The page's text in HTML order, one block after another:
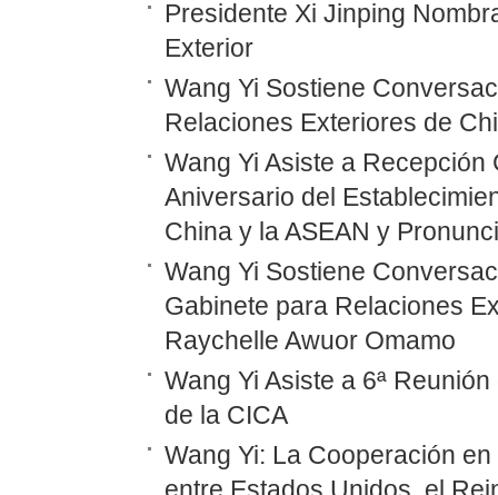
Presidente Xi Jinping
Exterior
Wang Yi Sostiene
Relaciones Exteriores de
Wang Yi Asiste a Recepción
Aniversario del
China y la ASEAN y
Wang Yi Sostiene
Gabinete para Relaciones
Raychelle Awuor Omamo
Wang Yi Asiste a 6ª
de la CICA
Wang Yi: La Cooperación